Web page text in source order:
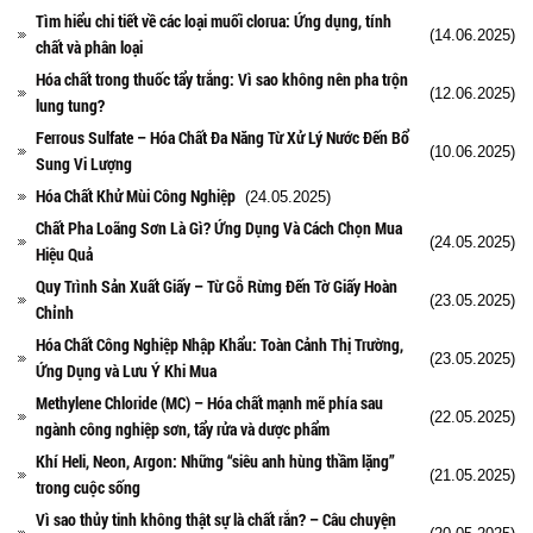
Tìm hiểu chi tiết về các loại muối clorua: Ứng dụng, tính
chất và phân loại
(14.06.2025)
Hóa chất trong thuốc tẩy trắng: Vì sao không nên pha trộn
lung tung?
(12.06.2025)
Ferrous Sulfate – Hóa Chất Đa Năng Từ Xử Lý Nước Đến Bổ
Sung Vi Lượng
(10.06.2025)
Hóa Chất Khử Mùi Công Nghiệp (24.05.2025)
Chất Pha Loãng Sơn Là Gì? Ứng Dụng Và Cách Chọn Mua
Hiệu Quả
(24.05.2025)
Quy Trình Sản Xuất Giấy – Từ Gỗ Rừng Đến Tờ Giấy Hoàn
Chỉnh
(23.05.2025)
Hóa Chất Công Nghiệp Nhập Khẩu: Toàn Cảnh Thị Trường,
Ứng Dụng và Lưu Ý Khi Mua
(23.05.2025)
Methylene Chloride (MC) – Hóa chất mạnh mẽ phía sau
ngành công nghiệp sơn, tẩy rửa và dược phẩm
(22.05.2025)
Khí Heli, Neon, Argon: Những “siêu anh hùng thầm lặng”
trong cuộc sống
(21.05.2025)
Vì sao thủy tinh không thật sự là chất rắn? – Câu chuyện